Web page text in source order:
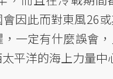
因此而對東風26
一定有什麼誤會
平洋的海上力量中